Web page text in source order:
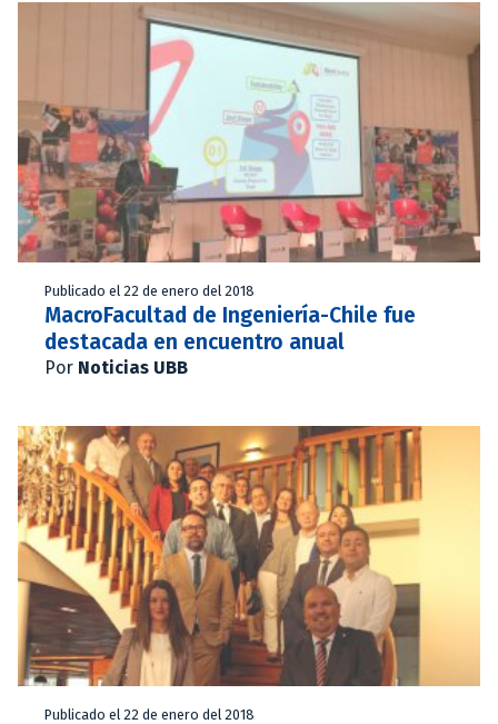
Publicado el 22 de enero del 2018
MacroFacultad de Ingeniería-Chile fue
destacada en encuentro anual
Por Noticias UBB
Publicado el 22 de enero del 2018